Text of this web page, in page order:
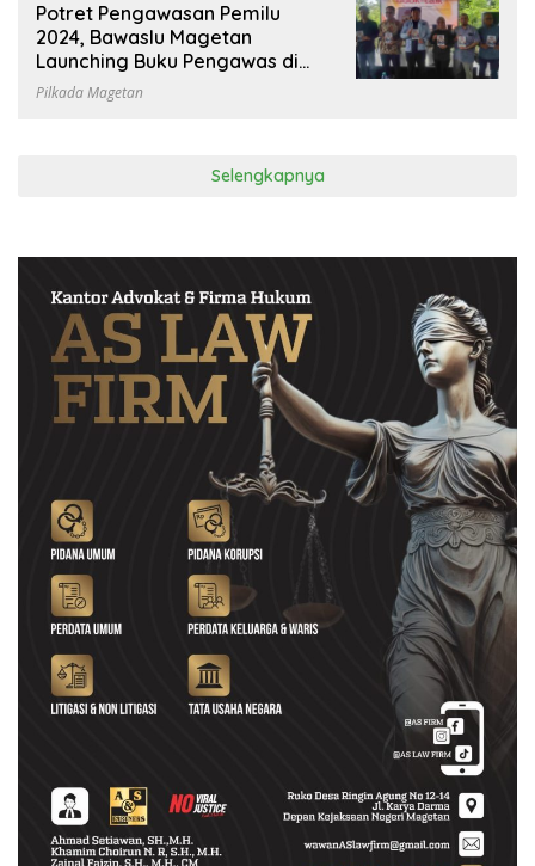
Potret Pengawasan Pemilu
2024, Bawaslu Magetan
Launching Buku Pengawas di
Garis Depan
Pilkada Magetan
Selengkapnya